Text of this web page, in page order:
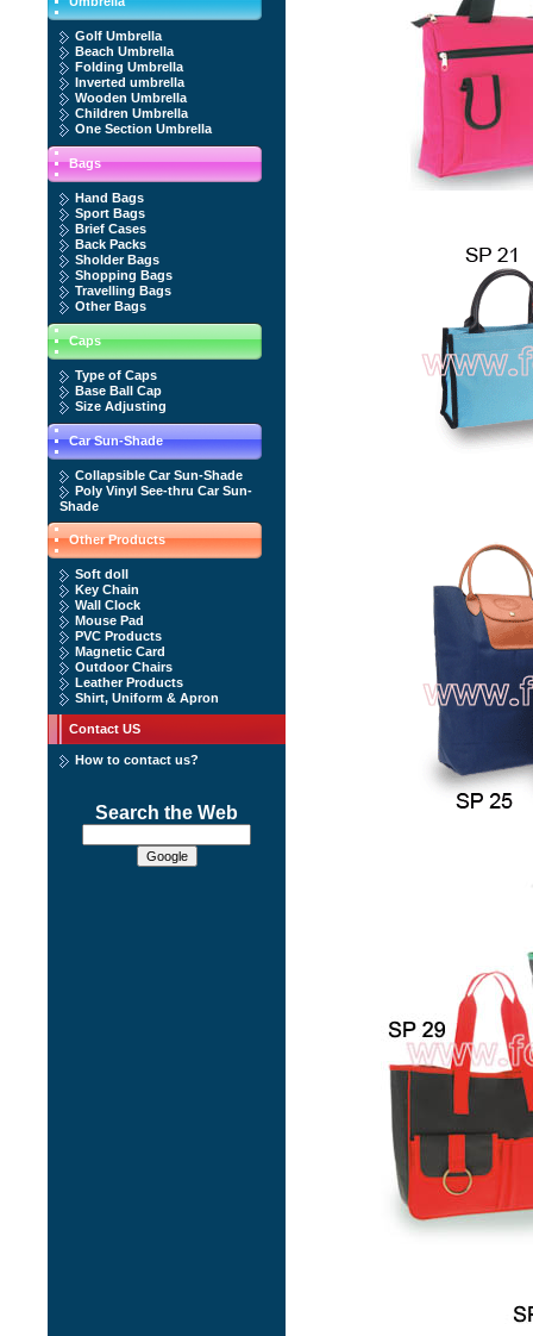
Golf Umbrella
Beach Umbrella
Folding Umbrella
Inverted umbrella
Wooden Umbrella
Children Umbrella
One Section Umbrella
Bags
Hand Bags
Sport Bags
Brief Cases
Back Packs
Sholder Bags
Shopping Bags
Travelling Bags
Other Bags
Caps
Type of Caps
Base Ball Cap
Size Adjusting
Car Sun-Shade
Collapsible Car Sun-Shade
Poly Vinyl See-thru Car Sun-
Shade
Other Products
Soft doll
Key Chain
Wall Clock
Mouse Pad
PVC Products
Magnetic Card
Outdoor Chairs
Leather Products
Shirt, Uniform & Apron
Contact US
How to contact us?
Search the Web